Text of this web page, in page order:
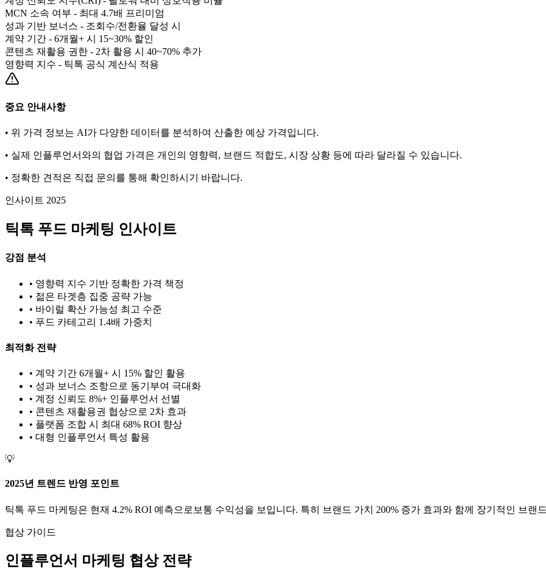
MCN 소속 여부 - 최대 4.7배 프리미엄
성과 기반 보너스 - 조회수/전환율 달성 시
계약 기간 - 6개월+ 시 15~30% 할인
콘텐츠 재활용 권한 - 2차 활용 시 40~70% 추가
영향력 지수 - 틱톡 공식 계산식 적용
중요 안내사항
• 위 가격 정보는 AI가 다양한 데이터를 분석하여 산출한 예상 가격입니다.
• 실제 인플루언서와의 협업 가격은 개인의 영향력, 브랜드 적합도, 시장 상황 등에 따라 달라질 수 있습니다.
• 정확한 견적은 직접 문의를 통해 확인하시기 바랍니다.
인사이트 2025
틱톡 푸드 마케팅 인사이트
강점 분석
• 영향력 지수 기반 정확한 가격 책정
• 젊은 타겟층 집중 공략 가능
• 바이럴 확산 가능성 최고 수준
• 푸드 카테고리 1.4배 가중치
최적화 전략
• 계약 기간 6개월+ 시 15% 할인 활용
• 성과 보너스 조항으로 동기부여 극대화
• 계정 신뢰도 8%+ 인플루언서 선별
• 콘텐츠 재활용권 협상으로 2차 효과
• 플랫폼 조합 시 최대 68% ROI 향상
• 대형 인플루언서 특성 활용
💡
2025년 트렌드 반영 포인트
틱톡 푸드 마케팅은 현재 4.2% ROI 예측으로 보통 수익성을 보입니다. 특히 브랜드 가치 200% 증가 효과와 함께 장기적인 브랜
협상 가이드
인플루언서 마케팅 협상 전략